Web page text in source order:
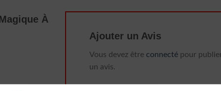
À
Ajouter un Avis
Vous devez être connectépour
un avis.